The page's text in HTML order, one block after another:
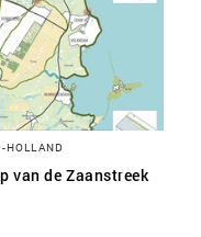
HOLLAND
van de Zaanstreek